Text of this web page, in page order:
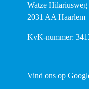
Watze Hilariusweg
2031 AA Haarlem
KvK-nummer:
Vind ons op